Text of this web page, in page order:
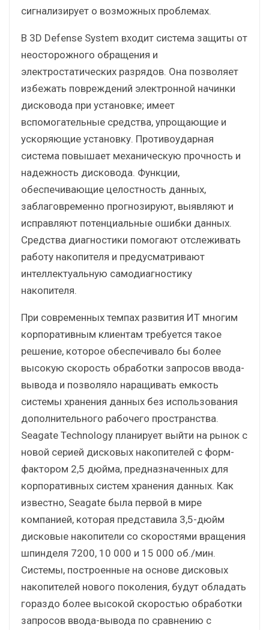
сигнализирует о возможных проблемах.
В 3D Defense System входит система защиты от
неосторожного обращения и
электростатических разрядов. Она позволяет
избежать повреждений электронной начинки
дисковода при установке; имеет
вспомогательные средства, упрощающие и
ускоряющие установку. Противоударная
система повышает механическую прочность и
надежность дисковода. Функции,
обеспечивающие целостность данных,
заблаговременно прогнозируют, выявляют и
исправляют потенциальные ошибки данных.
Средства диагностики помогают отслеживать
работу накопителя и предусматривают
интеллектуальную самодиагностику
накопителя.
При современных темпах развития ИТ многим
корпоративным клиентам требуется такое
решение, которое обеспечивало бы более
высокую скорость обработки запросов ввода-
вывода и позволяло наращивать емкость
системы хранения данных без использования
дополнительного рабочего пространства.
Seagate Technology планирует выйти на рынок с
новой серией дисковых накопителей с форм-
фактором 2,5 дюйма, предназначенных для
корпоративных систем хранения данных. Как
известно, Seagate была первой в мире
компанией, которая представила 3,5-дюйм
дисковые накопители со скоростями вращения
шпинделя 7200, 10 000 и 15 000 об./мин.
Системы, построенные на основе дисковых
накопителей нового поколения, будут обладать
гораздо более высокой скоростью обработки
запросов ввода-вывода по сравнению с